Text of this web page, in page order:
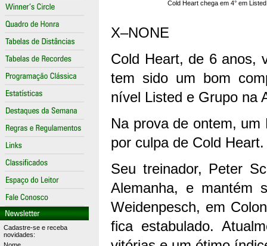
Cadastre-se e receba
novidades:
Cold Heart chega em 4° em
X–NONE
Cold Heart, de 6 anos,
tem sido um bom
nível Listed e Grupo na
Na prova de ontem,
por culpa de Cold Heart.
Seu treinador, Peter
Alemanha, e mantém
Weidenpesch, em
fica estabulado.